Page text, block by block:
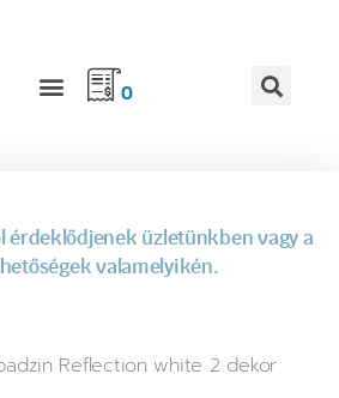
0
érdeklődjenek üzletünkben vagy a
valamelyikén.
Reflection white 2 dekor